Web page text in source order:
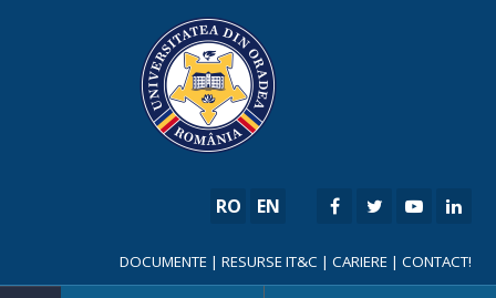
RO EN
DOCUMENTE | RESURSE IT&C | CARIERE | CONTACT!